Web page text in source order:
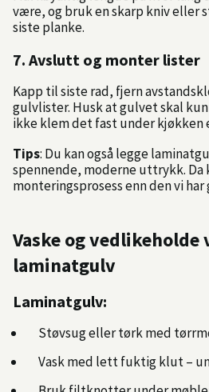
være, og bruk en skarp kniv eller
siste planke.
7. Avslutt og monter lister
Kapp til siste rad, fjern
gulvlister. Husk at gulvet skal
ikke klem det fast under kjøkken
Tips: Du kan også legge
spennende, moderne uttrykk. Da
monteringsprosess enn den vi
Vaske og vedlikeholde
laminatgulv
Laminatgulv:
Støvsug eller tørk med
Vask med lett fuktig klut –